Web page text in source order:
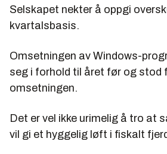
Selskapet nekter å oppgi
kvartalsbasis.
Omsetningen av Windows-
seg i forhold til året før og stod
omsetningen.
Det er vel ikke urimelig å tro at
vil gi et hyggelig løft i fiskalt